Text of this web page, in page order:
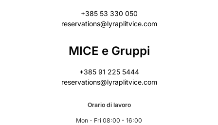
+385 53 330 050
reservations@lyraplitvice.com
MICE e Gruppi
+385 91 225 5444
reservations@lyraplitvice.com
Orario di lavoro
Mon - Fri 08:00 - 16:00